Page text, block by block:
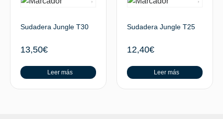
Sudadera Jungle T30
13,50€
Leer más
Sudadera Jungle T25
12,40€
Leer más